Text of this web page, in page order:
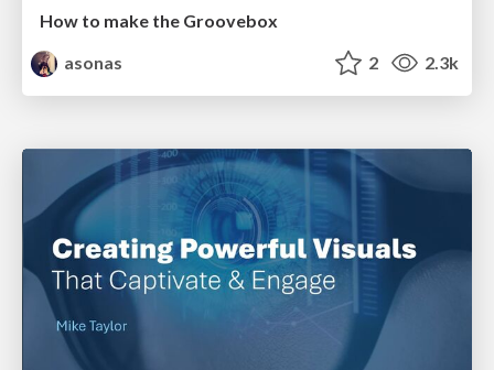
How to make the Groovebox
asonas
2 2.3k